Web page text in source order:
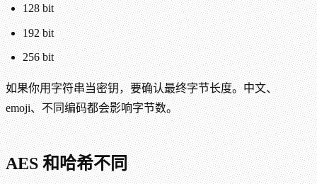
128 bit
192 bit
256 bit
如果你用字符串当密钥，要确认最终字节长度。中文、
emoji、不同编码都会影响字节数。
AES 和哈希不同